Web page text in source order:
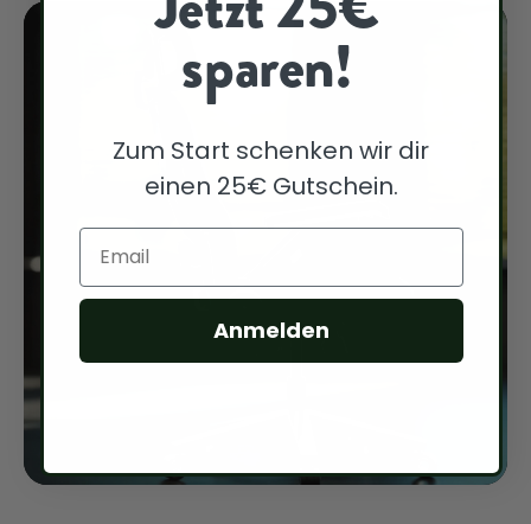
sparen!
Zum Start schenken wir dir
einen 25€ Gutschein.
Email
Anmelden